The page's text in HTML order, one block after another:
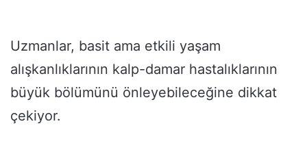
Uzmanlar, basit ama etkili yaşam
alışkanlıklarının kalp-damar hastalıklarının
büyük bölümünü önleyebileceğine dikkat
çekiyor.